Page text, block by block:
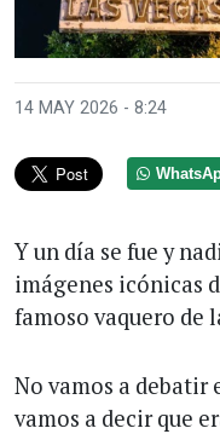
14 MAY 2026 - 8:24
Y un día se fue y
imágenes icónicas
famoso vaquero de
No vamos a debatir
vamos a decir que